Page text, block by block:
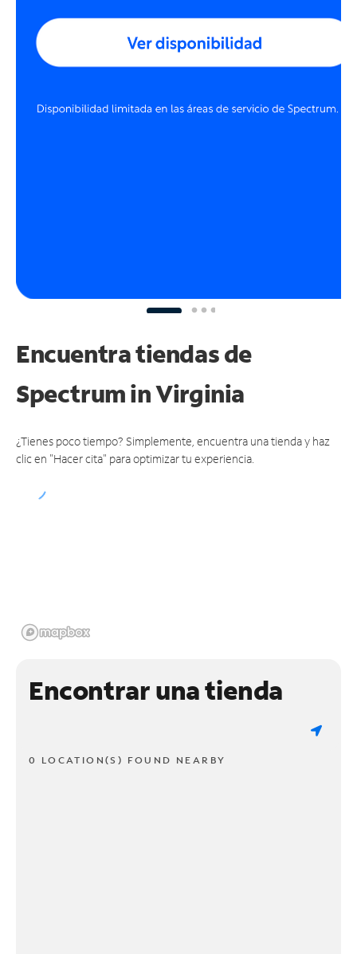
Encuentra tiendas de
Spectrumin Virginia
¿Tienes poco tiempo? Simplemente, encuentra una tienda y haz
clic en "Hacer cita" para optimizar tu experiencia.
Encontrar una tienda
0 LOCATION(S) FOUND NEARBY